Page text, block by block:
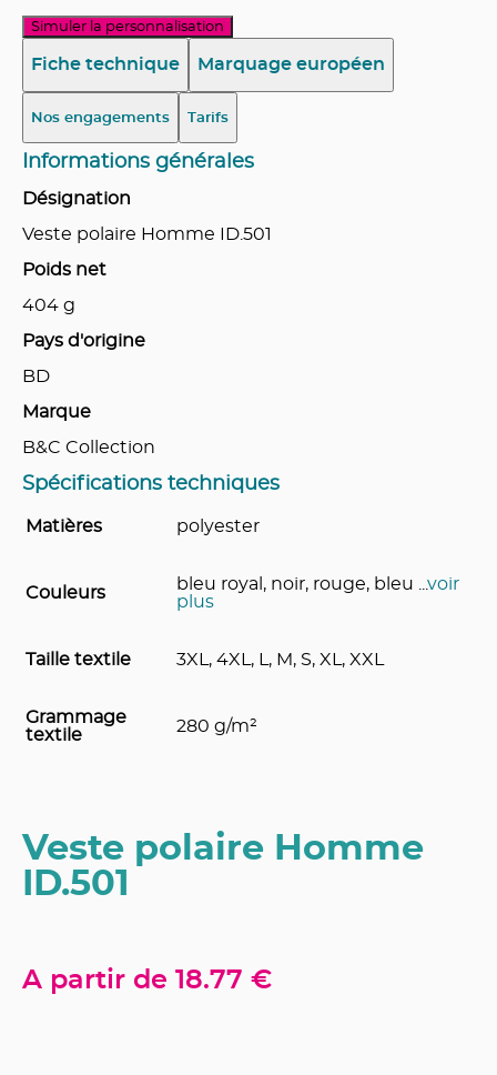
Simuler la personnalisation
Fiche technique Marquage européen
Nos engagements Tarifs
Informations générales
Désignation
Veste polaire Homme ID.501
Poids net
404 g
Pays d'origine
BD
Marque
B&C Collection
Spécifications techniques
Matières polyester
Couleurs bleu royal, noir, rouge, bleu ...voir
plus
Taille textile 3XL, 4XL, L, M, S, XL, XXL
Grammage
textile
280 g/m²
Veste polaire Homme
ID.501
A partir de 18.77 €